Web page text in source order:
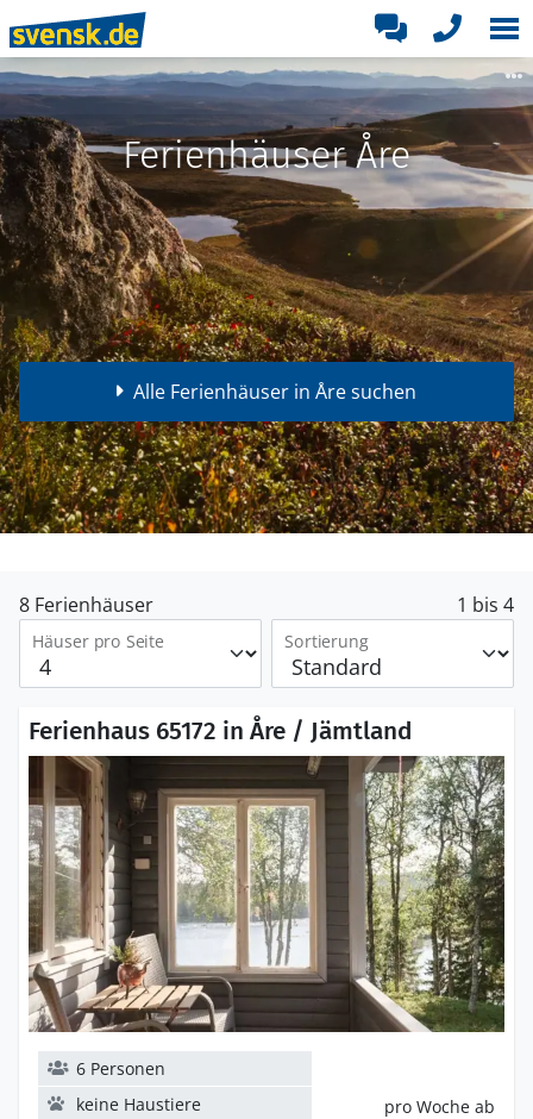
Ferienhäuser Åre
Alle Ferienhäuser in Åre suchen
8 Ferienhäuser 1 bis 4
Häuser pro Seite Sortierung
Ferienhaus 65172 in Åre / Jämtland
pro Woche ab
6 Personen
keine Haustiere